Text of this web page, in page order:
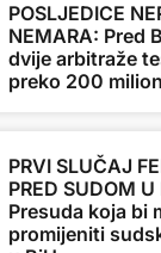
POSLJEDICE
NEMARA: Pred
dvije arbitraže
preko 200
PRVI SLUČAJ
PRED SUDOM U
Presuda koja bi
promijeniti